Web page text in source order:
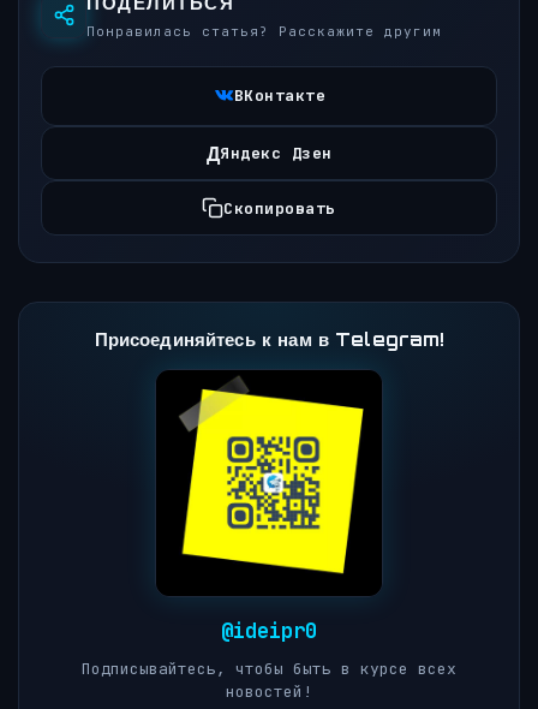
Понравилась статья? Расскажите другим
ВКонтакте
ДЯндекс Дзен
Скопировать
Присоединяйтесь к нам в Telegram!
@ideipr0
Подписывайтесь, чтобы быть в курсе всех
новостей!